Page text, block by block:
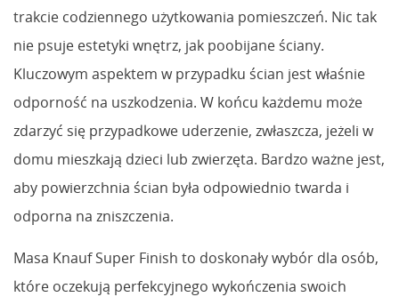
trakcie codziennego użytkowania pomieszczeń. Nic tak
nie psuje estetyki wnętrz, jak poobijane ściany.
Kluczowym aspektem w przypadku ścian jest właśnie
odporność na uszkodzenia. W końcu każdemu może
zdarzyć się przypadkowe uderzenie, zwłaszcza, jeżeli w
domu mieszkają dzieci lub zwierzęta. Bardzo ważne jest,
aby powierzchnia ścian była odpowiednio twarda i
odporna na zniszczenia.
Masa Knauf Super Finish to doskonały wybór dla osób,
które oczekują perfekcyjnego wykończenia swoich